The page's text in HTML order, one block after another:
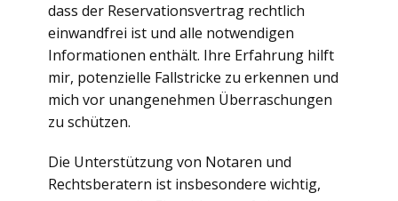
dass der Reservationsvertrag rechtlich
einwandfrei ist und alle notwendigen
Informationen enthält. Ihre Erfahrung hilft
mir, potenzielle Fallstricke zu erkennen und
mich vor unangenehmen Überraschungen
zu schützen.
Die Unterstützung von Notaren und
Rechtsberatern ist insbesondere wichtig,